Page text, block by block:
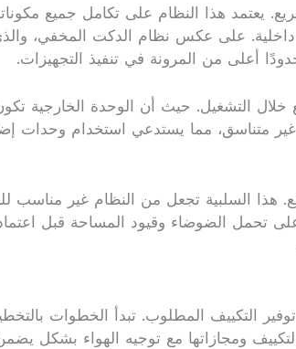
يعتمد هذا النظام على تكامل جميع
داخلية. على عكس نظام الدكت المخفي،
أعلى من المرونة في تنفيذ التجهيزات.
التشغيل. حيث أن الوحدة الخارجية
غير متناسق، مما يستدعي استخدام وحدات
هذا السلبية تجعل من النظام غير مناسب
تحمل الضوضاء وقيود المساحة قبل
التكييف المطلوب. تبدأ الخطوات
ومجازاتها مع توجيه الهواء بشكل يضمن